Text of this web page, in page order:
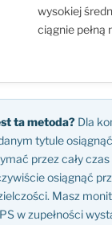
wysokiej
ciągnie pełną
ta metoda?Dla
tytule
przez cały
osiągnąć
Masz
w zupełności